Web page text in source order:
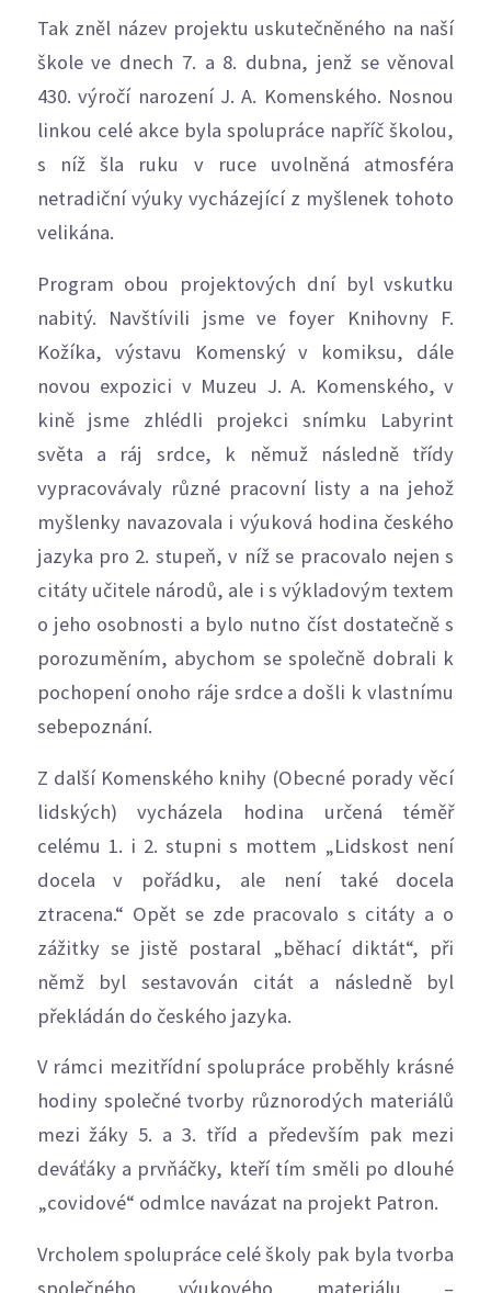
Tak zněl název projektu uskutečněného na naší
škole ve dnech 7. a 8. dubna, jenž se věnoval
430. výročí narození J. A. Komenského. Nosnou
linkou celé akce byla spolupráce napříč školou,
s níž šla ruku v ruce uvolněná atmosféra
netradiční výuky vycházející z myšlenek tohoto
velikána.
Program obou projektových dní byl vskutku
nabitý. Navštívili jsme ve foyer Knihovny F.
Kožíka, výstavu Komenský v komiksu, dále
novou expozici v Muzeu J. A. Komenského, v
kině jsme zhlédli projekci snímku Labyrint
světa a ráj srdce, k němuž následně třídy
vypracovávaly různé pracovní listy a na jehož
myšlenky navazovala i výuková hodina českého
jazyka pro 2. stupeň, v níž se pracovalo nejen s
citáty učitele národů, ale i s výkladovým textem
o jeho osobnosti a bylo nutno číst dostatečně s
porozuměním, abychom se společně dobrali k
pochopení onoho ráje srdce a došli k vlastnímu
sebepoznání.
Z další Komenského knihy (Obecné porady věcí
lidských) vycházela hodina určená téměř
celému 1. i 2. stupni s mottem „Lidskost není
docela v pořádku, ale není také docela
ztracena.“ Opět se zde pracovalo s citáty a o
zážitky se jistě postaral „běhací diktát“, při
němž byl sestavován citát a následně byl
překládán do českého jazyka.
V rámci mezitřídní spolupráce proběhly krásné
hodiny společné tvorby různorodých materiálů
mezi žáky 5. a 3. tříd a především pak mezi
deváťáky a prvňáčky, kteří tím směli po dlouhé
„covidové“ odmlce navázat na projekt Patron.
Vrcholem spolupráce celé školy pak byla tvorba
společného výukového materiálu –